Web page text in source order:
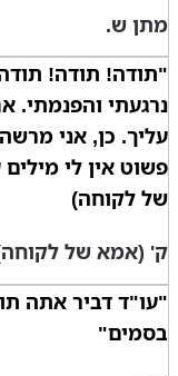
מתן ש.
"תודה! תודה!
נרגעתי והפנמתי.
עליך. כן, אני
פשוט אין לי
של לקוחה)
ק' (אמא של
"עו"ד דביר אתה
בסמים"